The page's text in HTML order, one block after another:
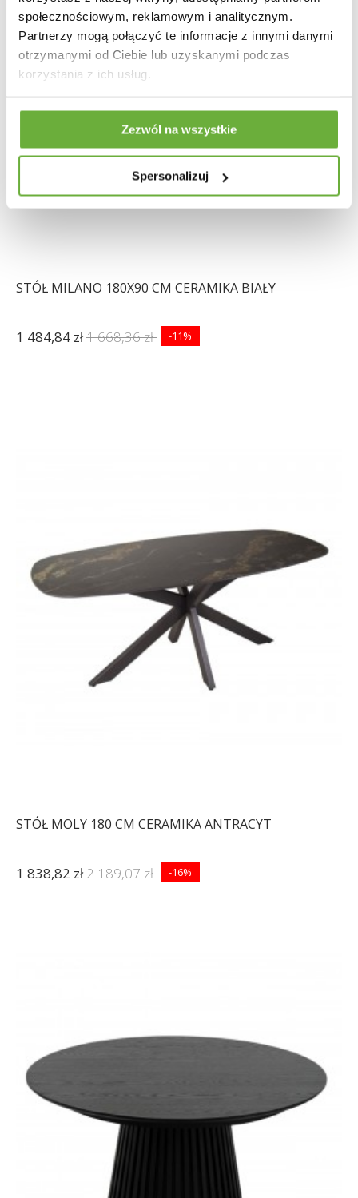
społecznościowym, reklamowym i analitycznym.
Partnerzy mogą połączyć te informacje z innymi danymi
otrzymanymi od Ciebie lub uzyskanymi podczas
korzystania z ich usług.
Zezwól na wszystkie
Spersonalizuj
STÓŁ MILANO 180X90 CM CERAMIKA BIAŁY
1 484,84 zł1 668,36 zł -11%
STÓŁ MOLY 180 CM CERAMIKA ANTRACYT
1 838,82 zł2 189,07 zł -16%